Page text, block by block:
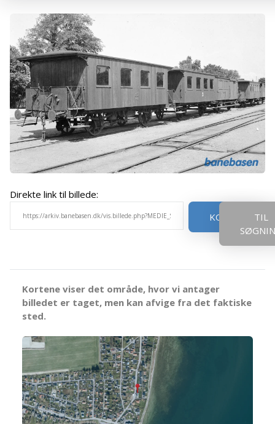
Direkte link til billede:
KOPIER
TIL
Kortene viser det område, hvor vi antager
billedet er taget, men kan afvige fra det faktiske
sted.